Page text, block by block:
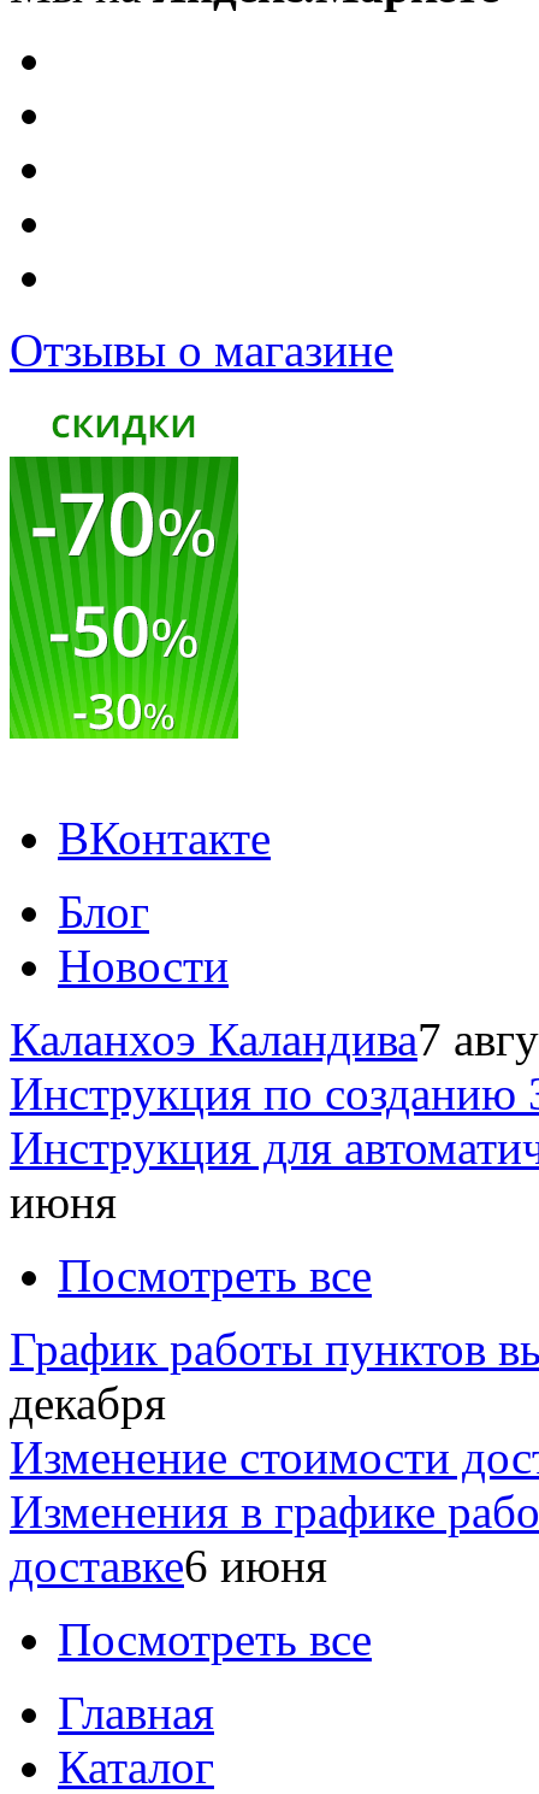
Отзывы о магазине
ВКонтакте
Блог
Новости
Каланхоэ Каландива7
Инструкция по созданию
Инструкция для
июня
Посмотреть все
График работы пунктов
декабря
Изменение стоимости
Изменения в графике
доставке6 июня
Посмотреть все
Главная
Каталог